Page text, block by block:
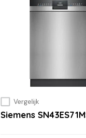
Vergelijk
Siemens